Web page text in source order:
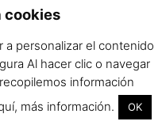
| Recetas de
cookies
a personalizar el contenido
Al hacer clic o navegar
información
más información.
OK